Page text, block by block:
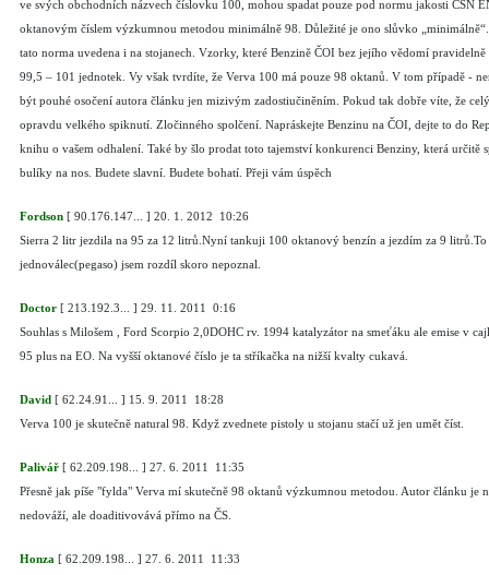
ve svých obchodních názvech číslovku 100, mohou spadat pouze pod normu jakosti ČSN
oktanovým číslem výzkumnou metodou minimálně 98. Důležité je ono slůvko
tato norma uvedena i na stojanech. Vzorky, které Benzině ČOI bez jejího vědomí
99,5 – 101 jednotek. Vy však tvrdíte, že Verva 100 má pouze 98 oktanů. V tom případě -
být pouhé osočení autora článku jen mizivým zadostiučiněním. Pokud tak dobře víte, že
opravdu velkého spiknutí. Zločinného spolčení. Napráskejte Benzinu na ČOI, dejte to do
knihu o vašem odhalení. Také by šlo prodat toto tajemství konkurenci Benziny, která určitě
bulíky na nos. Budete slavní. Budete bohatí. Přeji vám úspěch
Fordson [ 90.176.147... ] 20. 1. 2012 10:26
Sierra 2 litr jezdila na 95 za 12 litrů.Nyní tankuji 100 oktanový benzín a jezdím za 9
jednoválec(pegaso) jsem rozdíl skoro nepoznal.
Doctor [ 213.192.3... ] 29. 11. 2011 0:16
Souhlas s Milošem , Ford Scorpio 2,0DOHC rv. 1994 katalyzátor na smeťáku ale emise v
95 plus na EO. Na vyšší oktanové číslo je ta stříkačka na nižší kvalty cukavá.
David [ 62.24.91... ] 15. 9. 2011 18:28
Verva 100 je skutečně natural 98. Když zvednete pistoly u stojanu stačí už jen umět číst.
Palivář [ 62.209.198... ] 27. 6. 2011 11:35
Přesně jak píše "fylda" Verva mí skutečně 98 oktanů výzkumnou metodou. Autor článku je
nedováží, ale doaditivovává přímo na ČS.
Honza [ 62.209.198... ] 27. 6. 2011 11:33